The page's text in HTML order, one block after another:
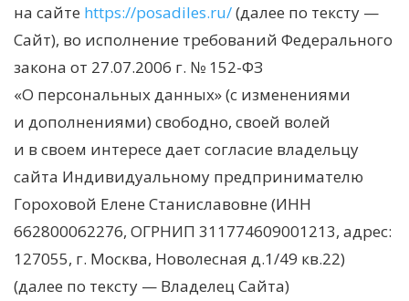
на сайте https://posadiles.ru/(далее по тексту —
Сайт), во исполнение требований Федерального
закона от 27.07.2006 г. № 152-ФЗ
«О персональных данных» (с изменениями
и дополнениями) свободно, своей волей
и в своем интересе дает согласие владельцу
сайта Индивидуальному предпринимателю
Гороховой Елене Станиславовне (ИНН
662800062276, ОГРНИП 311774609001213, адрес:
127055, г. Москва, Новолесная д.1/49 кв.22)
(далее по тексту — Владелец Сайта)